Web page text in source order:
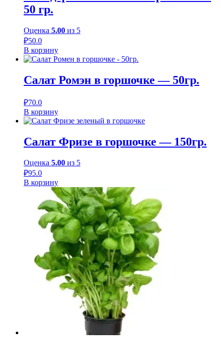
50 гр.
Оценка 5.00 из 5
₽50.0
В корзину
Салат Ромэн в горшочке — 50гр.
₽70.0
В корзину
Салат Фризе в горшочке — 150гр.
Оценка 5.00 из 5
₽95.0
В корзину